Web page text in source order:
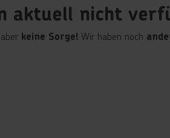
aktuell nicht
keine Sorge! Wir haben noch